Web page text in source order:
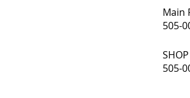
Main
505-
SHOP
505-